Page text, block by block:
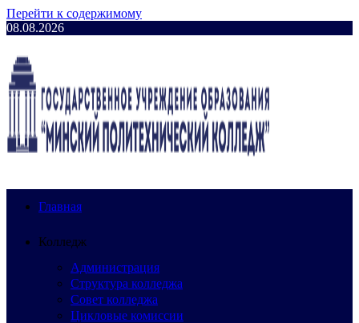
Перейти к содержимому
08.08.2026
Главная
Колледж
Администрация
Структура колледжа
Совет колледжа
Цикловые комиссии